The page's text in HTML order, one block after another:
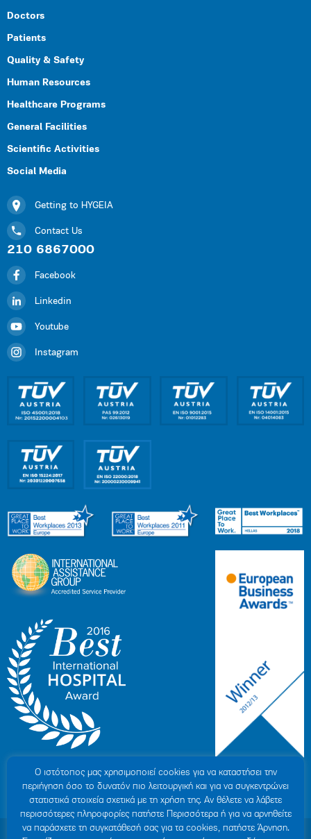
Doctors
Patients
Quality & Safety
Human Resources
Healthcare Programs
General Facilities
Scientific Activities
Social Media
Getting to HYGEIA
Contact Us
210 6867000
Facebook
Linkedin
Youtube
Instagram
Ο ιστότοπoς μας χρησιμοποιεί cookies για να καταστήσει την
περιήγηση όσο το δυνατόν πιο λειτουργική και για να συγκεντρώνει
στατιστικά στοιχεία σχετικά με τη χρήση της. Αν θέλετε να λάβετε
περισσότερες πληροφορίες πατήστε Περισσότερα ή για να αρνηθείτε
να παράσχετε τη συγκατάθεσή σας για τα cookies, πατήστε Άρνηση.